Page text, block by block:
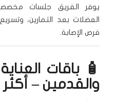
يوفر الفريق جلسات
العضلات بعد التمارين،
فرص الإصابة.
🧴 باقات
والقدمين –